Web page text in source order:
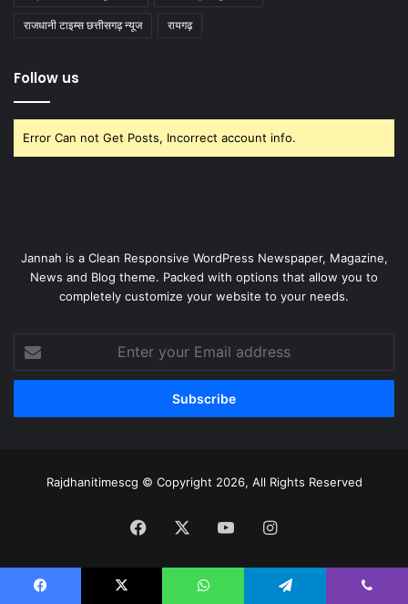
राजधानी टाइम्स छत्तीसगढ़ न्यूज रायगढ़
Follow us
Error Can not Get Posts, Incorrect account info.
Jannah is a Clean Responsive WordPress Newspaper, Magazine,
News and Blog theme. Packed with options that allow you to
completely customize your website to your needs.
your
Email
Rajdhanitimescg © Copyright 2026, All Rights Reserved
Facebook YouTubeInstagram